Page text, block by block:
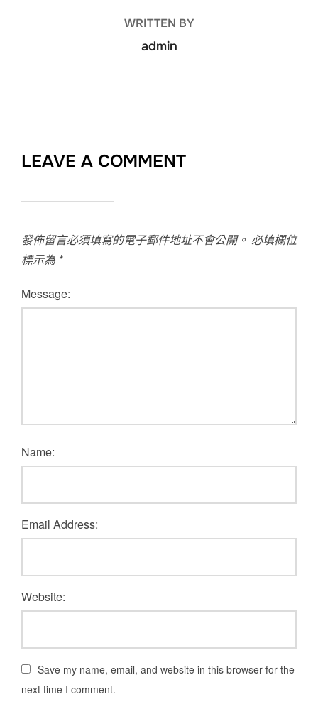
WRITTEN BY
admin
LEAVE A COMMENT
發佈留言必須填寫的電子郵件地址不會公開。 必填欄位
標示為 *
Message:
Name:
Email Address:
Website:
Save my name, email, and website in this browser for the
next time I comment.